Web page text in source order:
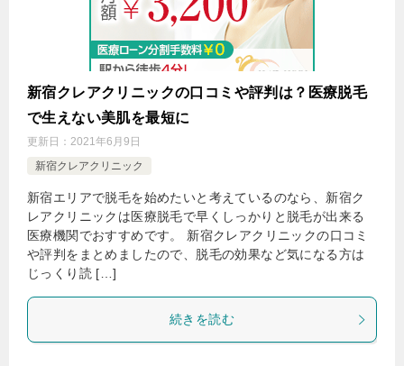
新宿クレアクリニックの口コミや評判は？医療脱毛
で生えない美肌を最短に
更新日： 2021年6月9日
新宿クレアクリニック
新宿エリアで脱毛を始めたいと考えているのなら、新宿ク
レアクリニックは医療脱毛で早くしっかりと脱毛が出来る
医療機関でおすすめです。 新宿クレアクリニックの口コミ
や評判をまとめましたので、脱毛の効果など気になる方は
じっくり読 […]
続きを読む